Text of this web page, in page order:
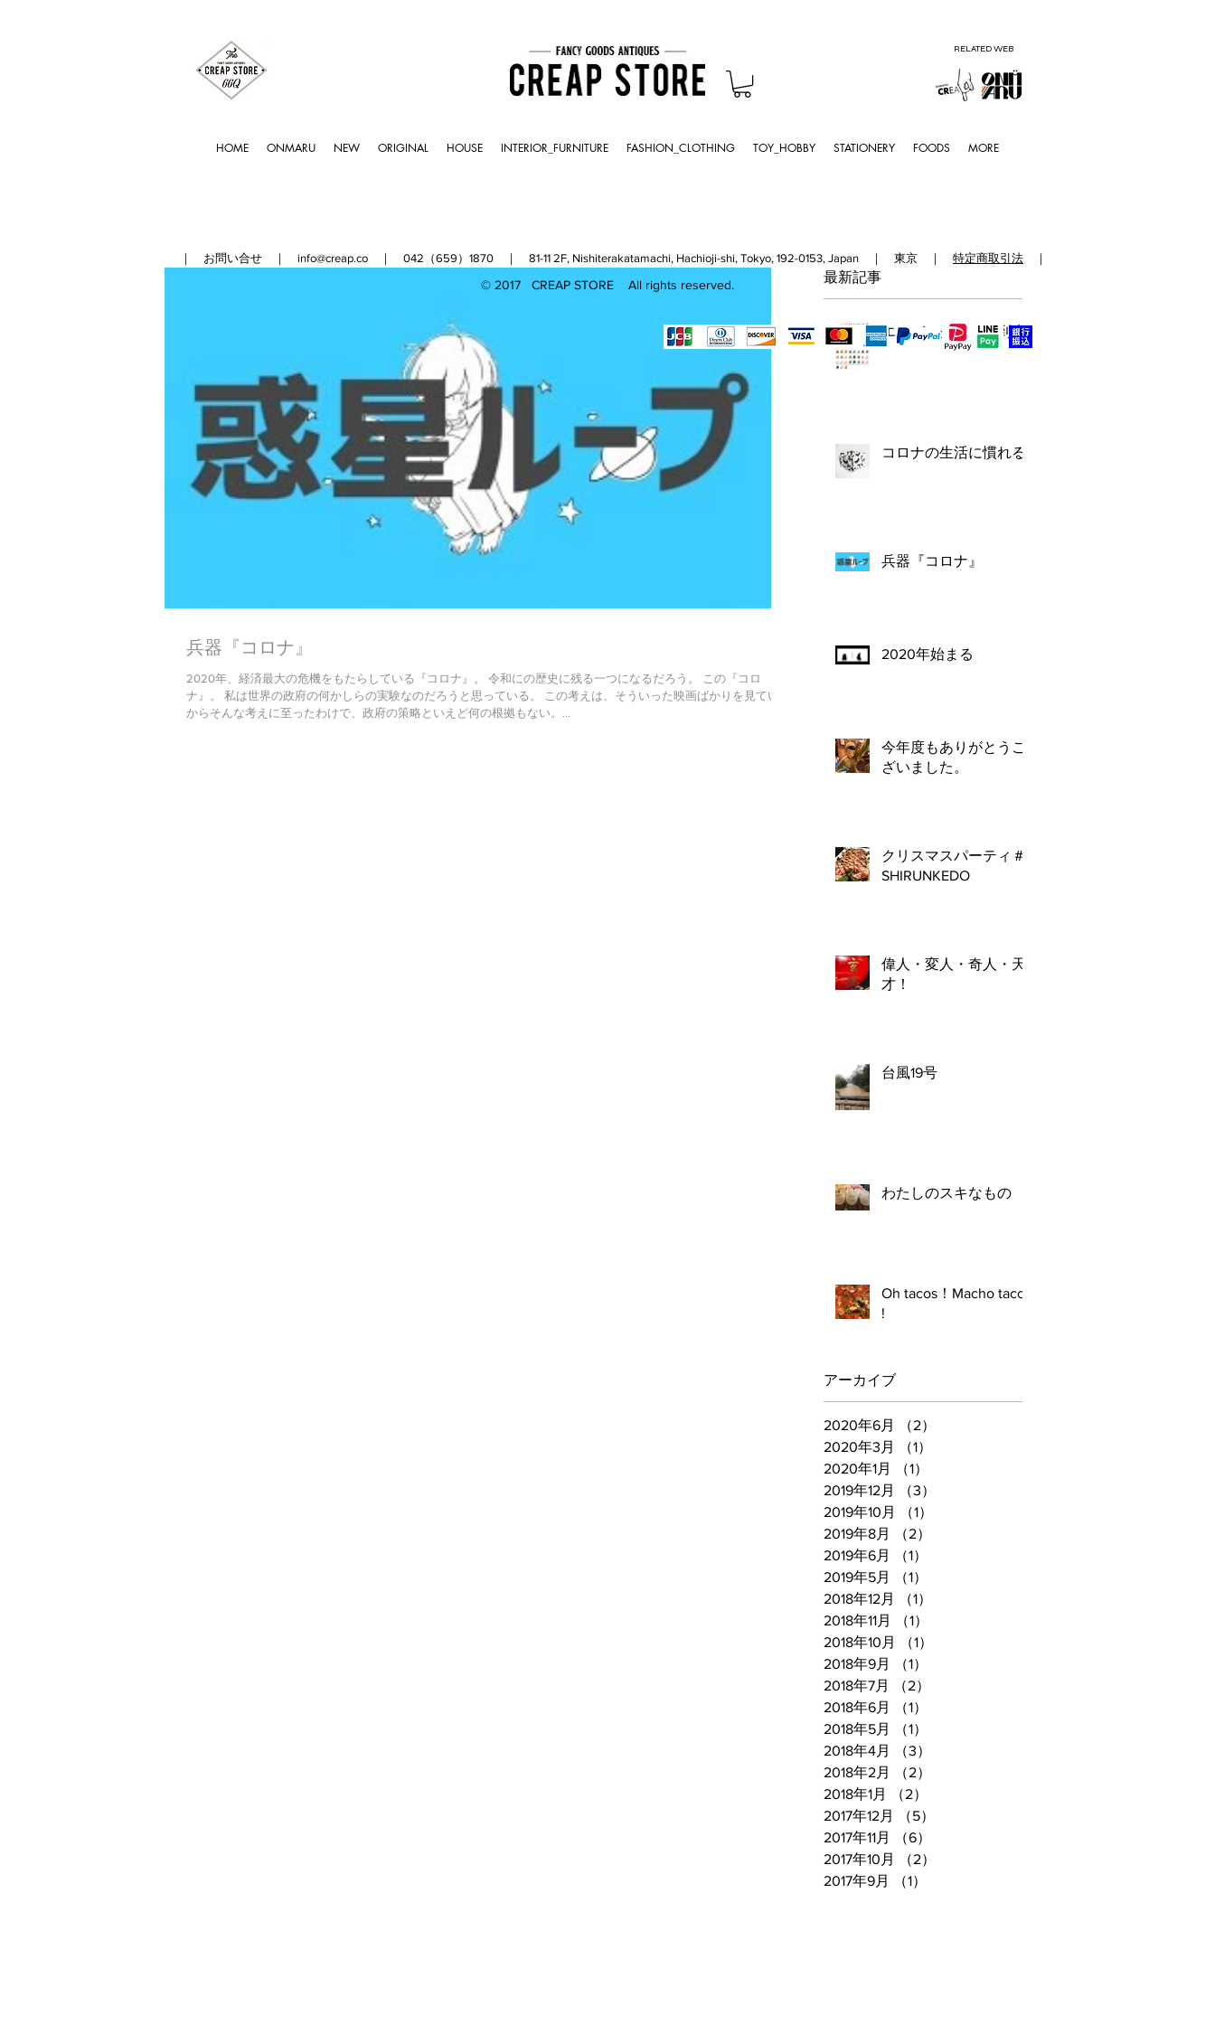
RELATED WEB
HOME ONMARU NEW ORIGINAL HOUSE INTERIOR_FURNITURE FASHION_CLOTHING TOY_HOBBY STATIONERY FOODS MORE
兵器『コロナ』
2020年、経済最大の危機をもたらしている『コロナ』。 令和にの歴史に残る一つになるだろう。 この『コロ
ナ』。 私は世界の政府の何かしらの実験なのだろうと思っている。 この考えは、そういった映画ばかりを見ている
からそんな考えに至ったわけで、政府の策略といえど何の根拠もない。...
最新記事
エコバッグの時代到来
コロナの生活に慣れる
兵器『コロナ』
2020年始まる
今年度もありがとうご
ざいました。
クリスマスパーティ＃
SHIRUNKEDO
偉人・変人・奇人・天
才！
台風19号
わたしのスキなもの
Oh tacos！Macho tacos
!
アーカイブ
2020年6月 （2）
2020年3月
（1）
2020年1月
（1）
2019年12月
（3）
2019年10月
（1）
2019年8月
（2）
2019年6月
（1）
2019年5月
（1）
2018年12月
（1）
2018年11月
（1）
2018年10月
（1）
2018年9月
（1）
2018年7月
（2）
2018年6月
（1）
2018年5月
（1）
2018年4月
（3）
2018年2月
（2）
2018年1月
（2）
2017年12月
（5）
2017年11月
（6）
2017年10月
（2）
2017年9月
（1）
｜ お問い合せ ｜ info@creap.co ｜ 042（659）1870 ｜ 81-11 2F, Nishiterakatamachi, Hachioji-shi, Tokyo, 192-0153, Japan ｜ 東京 ｜ 特定商取引法 ｜
© 2017 CREAP STORE All rights reserved.